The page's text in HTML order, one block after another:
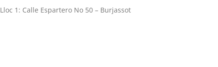
Lloc 1: Calle Espartero No 50 – Burjassot